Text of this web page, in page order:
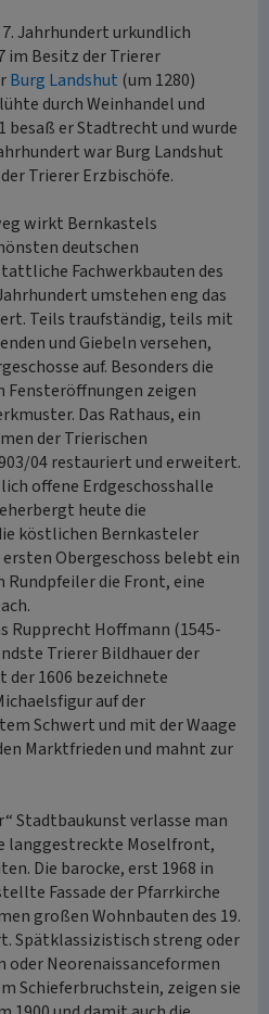
Jahrhundert urkundlich
im Besitz der Trierer
Burg Landshut (um 1280)
durch Weinhandel und
besaß er Stadtrecht und wurde
war Burg Landshut
Trierer Erzbischöfe.
wirkt Bernkastels
deutschen
Fachwerkbauten des
umstehen eng das
Teils traufständig, teils mit
und Giebeln versehen,
auf. Besonders die
Fensteröffnungen zeigen
Das Rathaus, ein
der Trierischen
04 restauriert und erweitert.
offene Erdgeschosshalle
heute die
köstlichen Bernkasteler
Obergeschoss belebt ein
Rundpfeiler die Front, eine
Rupprecht Hoffmann (1545-
Trierer Bildhauer der
1606 bezeichnete
auf der
Schwert und mit der Waage
Marktfrieden und mahnt zur
Stadtbaukunst verlasse man
langgestreckte Moselfront,
Die barocke, erst 1968 in
Fassade der Pfarrkirche
großen Wohnbauten des 19.
Spätklassizistisch streng oder
oder Neorenaissanceformen
Schieferbruchstein, zeigen sie